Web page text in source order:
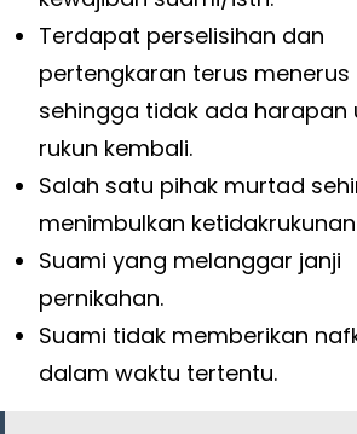
Terdapat perselisihan dan
pertengkaran terus menerus
sehingga tidak ada harapan
rukun kembali.
Salah satu pihak murtad
menimbulkan
Suami yang melanggar janji
pernikahan.
Suami tidak memberikan
dalam waktu tertentu.